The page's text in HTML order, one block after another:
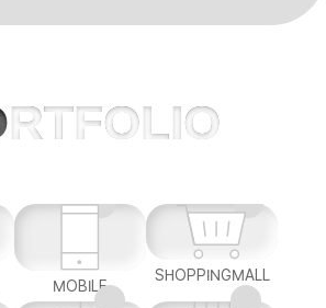
RTFOLIO
MOBILE
SHOPPINGMALL